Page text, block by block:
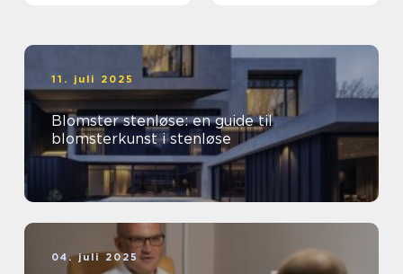
11. juli 2025
Blomster stenløse: en guide til
blomsterkunst i stenløse
04. juli 2025